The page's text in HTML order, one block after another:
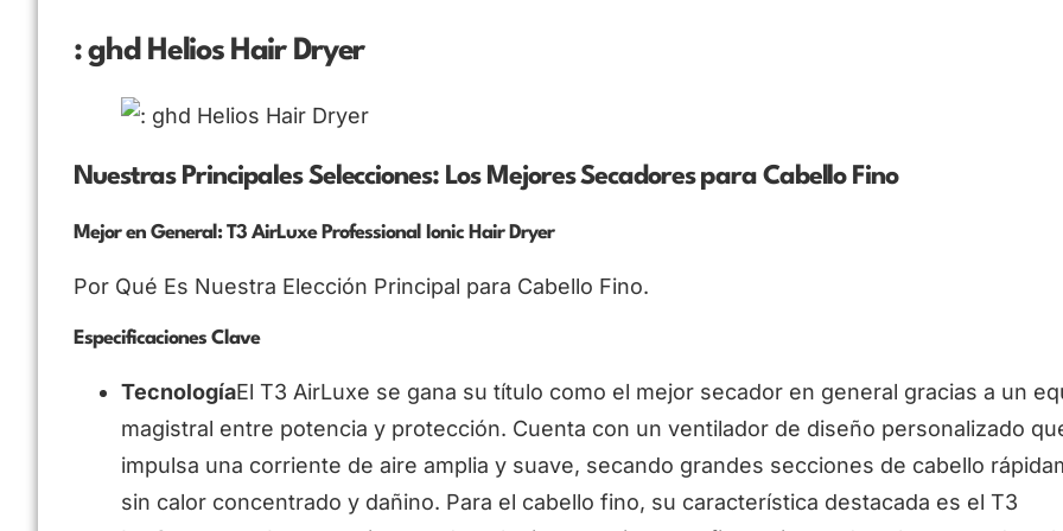
: ghd Helios Hair Dryer
Nuestras Principales Selecciones: Los Mejores Secadores para Cabello Fino
Mejor en General: T3 AirLuxe Professional Ionic Hair Dryer
Por Qué Es Nuestra Elección Principal para Cabello Fino.
Especificaciones Clave
TecnologíaEl T3 AirLuxe se gana su título como el mejor secador en general gracias a un
magistral entre potencia y protección. Cuenta con un ventilador de diseño personalizado
impulsa una corriente de aire amplia y suave, secando grandes secciones de cabello
sin calor concentrado y dañino. Para el cabello fino, su característica destacada es el T3